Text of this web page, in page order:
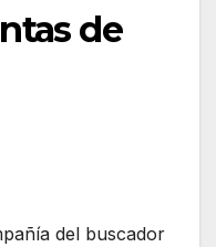
de
del buscador